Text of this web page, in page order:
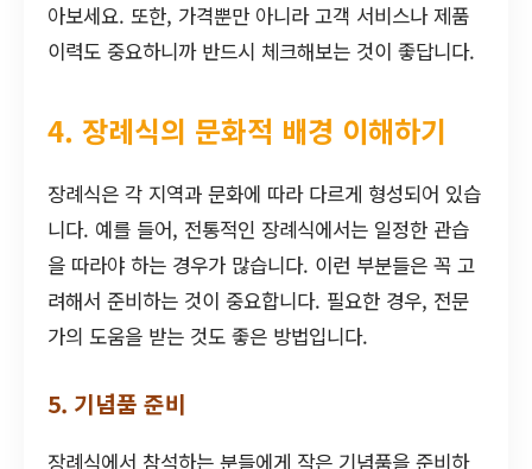
아보세요. 또한, 가격뿐만 아니라 고객 서비스나 제품
이력도 중요하니까 반드시 체크해보는 것이 좋답니다.
4. 장례식의 문화적 배경 이해하기
장례식은 각 지역과 문화에 따라 다르게 형성되어 있습
니다. 예를 들어, 전통적인 장례식에서는 일정한 관습
을 따라야 하는 경우가 많습니다. 이런 부분들은 꼭 고
려해서 준비하는 것이 중요합니다. 필요한 경우, 전문
가의 도움을 받는 것도 좋은 방법입니다.
5. 기념품 준비
장례식에서 참석하는 분들에게 작은 기념품을 준비하